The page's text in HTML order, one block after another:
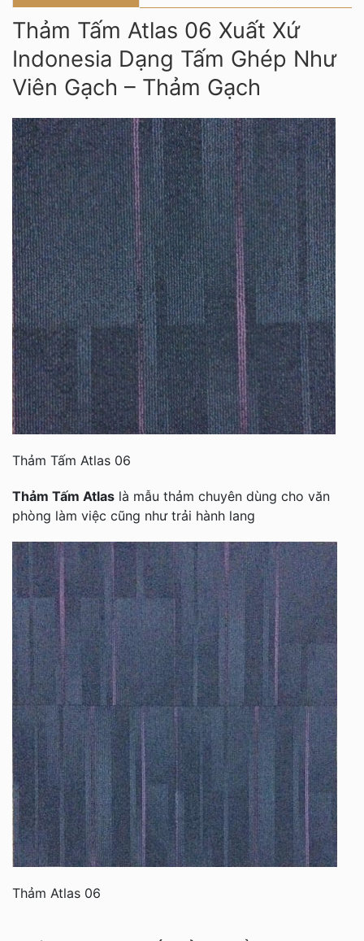
Thảm Tấm Atlas 06 Xuất Xứ
Indonesia Dạng Tấm Ghép Như
Viên Gạch – Thảm Gạch
Thảm Tấm Atlas 06
Thảm Tấm Atlas là mẫu thảm chuyên dùng cho văn
phòng làm việc cũng như trải hành lang
Thảm Atlas 06